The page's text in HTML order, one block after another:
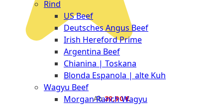
Stuttgart
Rind
US Beef
Deutsches Angus Beef
Irish Hereford Prime
Argentina Beef
Chianina | Toskana
Blonda Espanola | alte Kuh
Wagyu Beef
Morgan Ranch Wagyu
Ab 39,90 €